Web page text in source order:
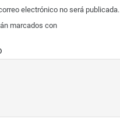
electrónico no será publicada.
marcados con